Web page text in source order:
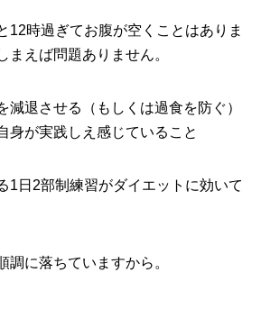
12時過ぎてお腹が空くことはありま
まえば問題ありません。
減退させる（もしくは過食を防ぐ）
身が実践しえ感じていること
1日2部制練習がダイエットに効いて
調に落ちていますから。